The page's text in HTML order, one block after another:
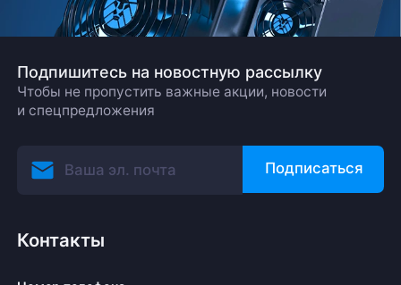
Подпишитесь на новостную рассылку
Чтобы не пропустить важные акции, новости
и спецпредложения
Подписаться
Контакты